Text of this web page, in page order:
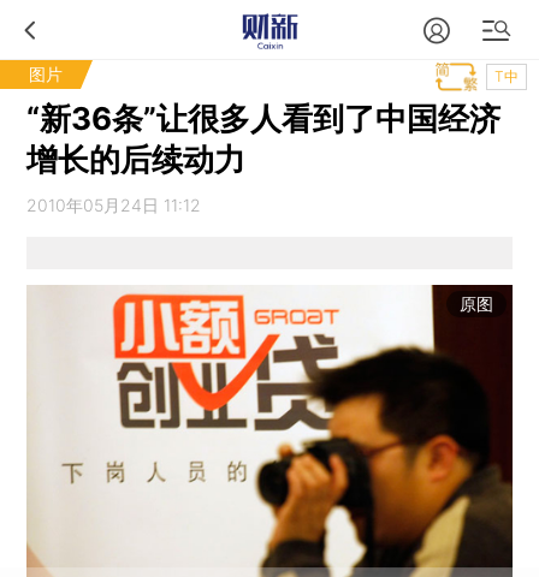
图片 T中
“新36条”让很多人看到了中国经济
增长的后续动力
2010年05月24日 11:12
原图